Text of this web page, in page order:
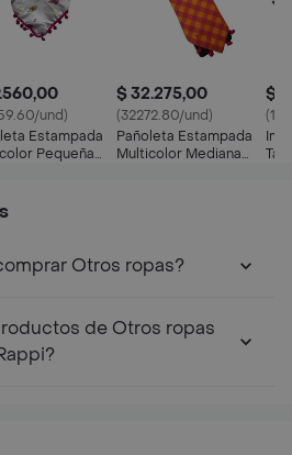
und)
Estampada
Pequeña
$ 32.275,00
(32272.80/und)
Pañoleta Estampada
Multicolor Mediana
$
Otros ropas?
de Otros ropas